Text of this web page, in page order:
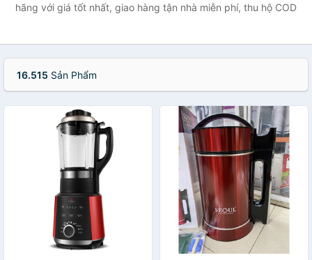
hãng với giá tốt nhất, giao hàng tận nhà miễn phí, thu hộ COD
16.515 Sản Phẩm